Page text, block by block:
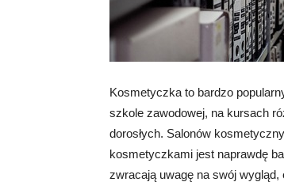
Kosmetyczka to bardzo
szkole zawodowej, na kursach
dorosłych. Salonów
kosmetyczkami jest naprawdę
zwracają uwagę na swój